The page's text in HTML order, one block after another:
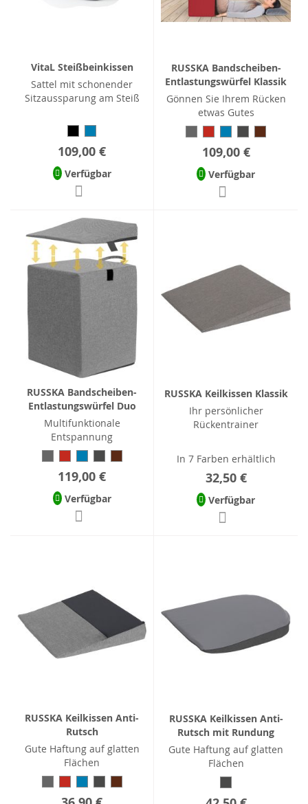
VitaL Steißbeinkissen
Sattel mit schonender
Sitzaussparung am Steiß
109,00 €
Verfügbar
RUSSKA Bandscheiben-
Entlastungswürfel Klassik
Gönnen Sie Ihrem Rücken
etwas Gutes
109,00 €
Verfügbar
RUSSKA Bandscheiben-
Entlastungswürfel Duo
Multifunktionale
Entspannung
119,00 €
Verfügbar
RUSSKA Keilkissen Klassik
Ihr persönlicher
Rückentrainer
In 7 Farben erhältlich
32,50 €
Verfügbar
RUSSKA Keilkissen Anti-
Rutsch
Gute Haftung auf glatten
Flächen
RUSSKA Keilkissen Anti-
Rutsch mit Rundung
Gute Haftung auf glatten
Flächen